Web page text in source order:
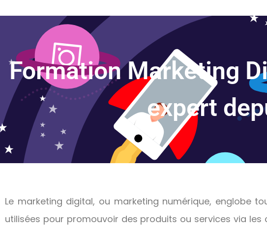
Formation Marketing
expert
Le marketing digital, ou marketing numérique, englobe
utilisées pour promouvoir des produits ou services via les